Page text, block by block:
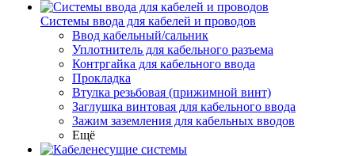
Системы ввода для кабелей и проводов
Ввод кабельный/сальник
Уплотнитель для кабельного разъема
Контргайка для кабельного ввода
Прокладка
Втулка резьбовая (прижимной винт)
Заглушка винтовая для кабельного ввода
Зажим заземления для кабельных вводов
Ещё